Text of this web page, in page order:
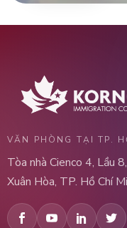
VĂN PHÒNG TẠI TP.
Tòa nhà Cienco 4, Lầu
Xuân Hòa, TP. Hồ Chí